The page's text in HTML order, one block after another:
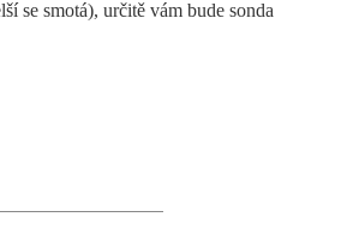
se smotá), určitě vám bude sonda